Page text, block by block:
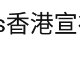
香港